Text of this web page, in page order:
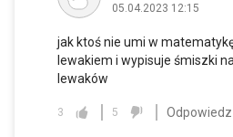
05.04.2023 12:15
jak ktoś nie umi w
lewakiem i wypisuje śmiszki
lewaków
3 5 Odpowiedz